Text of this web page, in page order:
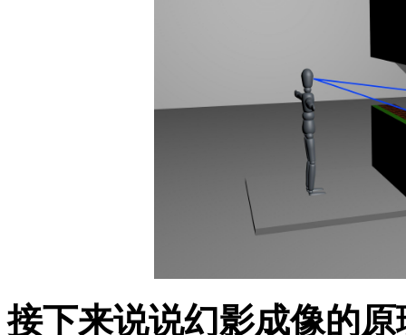
接下来说说幻影成像的原